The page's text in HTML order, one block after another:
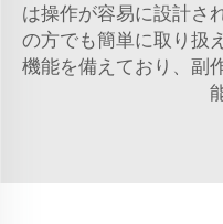
は操作が容易に設計さ
の方でも簡単に取り扱
機能を備えており、副